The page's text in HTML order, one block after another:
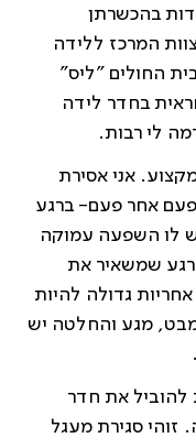
בהכשרתן
המרכז ללידה
החולים "ליס"
בחדר לידה
לי רבות.
אני אסירת
אחר פעם- ברגע
לו השפעה עמוקה
שמשאיר את
גדולה להיות
מגע והחלטה יש
להוביל את חדר
סגירת מעגל